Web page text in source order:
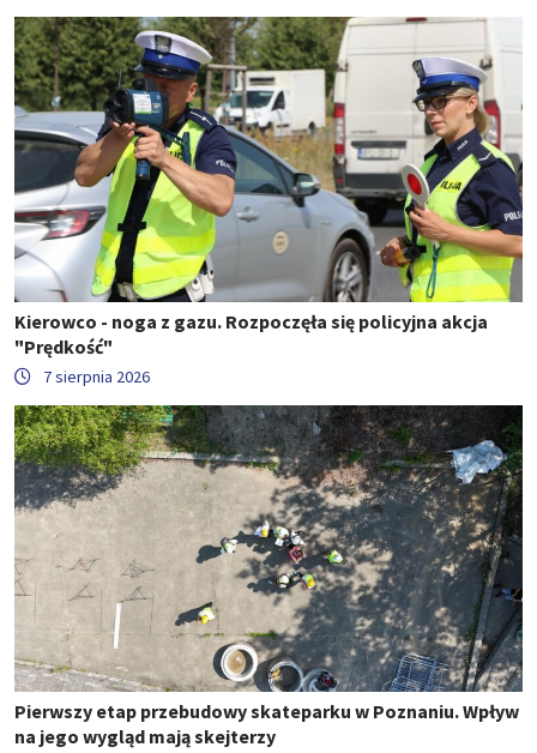
Kierowco - noga z gazu. Rozpoczęła się policyjna akcja
"Prędkość"
7 sierpnia 2026
Pierwszy etap przebudowy skateparku w Poznaniu. Wpływ
na jego wygląd mają skejterzy